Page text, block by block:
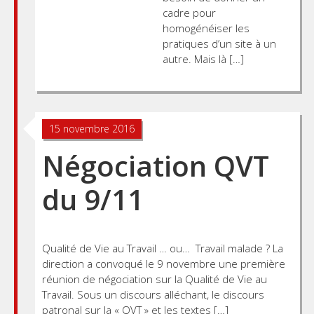
cadre pour
homogénéiser les
pratiques d’un site à un
autre. Mais là […]
Posts
navigation
15 novembre 2016
Négociation QVT
du 9/11
Qualité de Vie au Travail … ou… Travail malade ? La
direction a convoqué le 9 novembre une première
réunion de négociation sur la Qualité de Vie au
Travail. Sous un discours alléchant, le discours
patronal sur la « QVT » et les textes […]